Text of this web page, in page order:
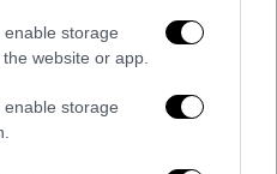
storage
website or app.
storage
ότι ο γάμος
καθόλου στην
μια μικρή συμπλοκή,
νύφης να κατηγορεί